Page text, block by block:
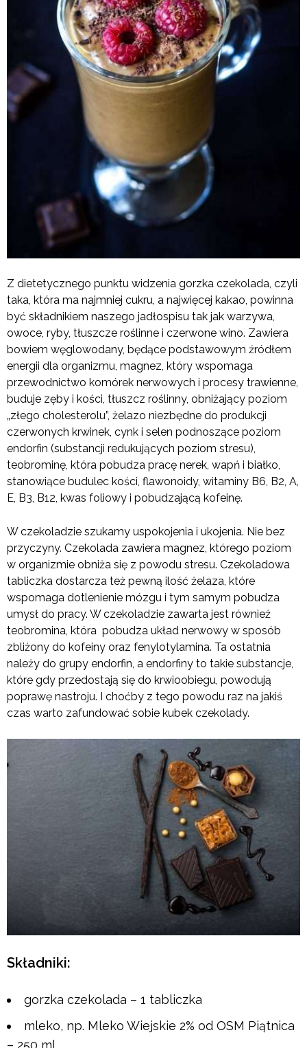
Z dietetycznego punktu widzenia gorzka czekolada, czyli
taka, która ma najmniej cukru, a najwięcej kakao, powinna
być składnikiem naszego jadłospisu tak jak warzywa,
owoce, ryby, tłuszcze roślinne i czerwone wino. Zawiera
bowiem węglowodany, będące podstawowym źródłem
energii dla organizmu, magnez, który wspomaga
przewodnictwo komórek nerwowych i procesy trawienne,
buduje zęby i kości, tłuszcz roślinny, obniżający poziom
„złego cholesterolu”, żelazo niezbędne do produkcji
czerwonych krwinek, cynk i selen podnoszące poziom
endorfin (substancji redukujących poziom stresu),
teobrominę, która pobudza pracę nerek, wapń i białko,
stanowiące budulec kości, flawonoidy, witaminy B6, B2, A,
E, B3, B12, kwas foliowy i pobudzającą kofeinę.
W czekoladzie szukamy uspokojenia i ukojenia. Nie bez
przyczyny. Czekolada zawiera magnez, którego poziom
w organizmie obniża się z powodu stresu. Czekoladowa
tabliczka dostarcza też pewną ilość żelaza, które
wspomaga dotlenienie mózgu i tym samym pobudza
umysł do pracy. W czekoladzie zawarta jest również
teobromina, która pobudza układ nerwowy w sposób
zbliżony do kofeiny oraz fenylotylamina. Ta ostatnia
należy do grupy endorfin, a endorfiny to takie substancje,
które gdy przedostają się do krwioobiegu, powodują
poprawę nastroju. I choćby z tego powodu raz na jakiś
czas warto zafundować sobie kubek czekolady.
Składniki:
gorzka czekolada – 1 tabliczka
mleko, np. Mleko Wiejskie 2% od OSM Piątnica
– 250 ml